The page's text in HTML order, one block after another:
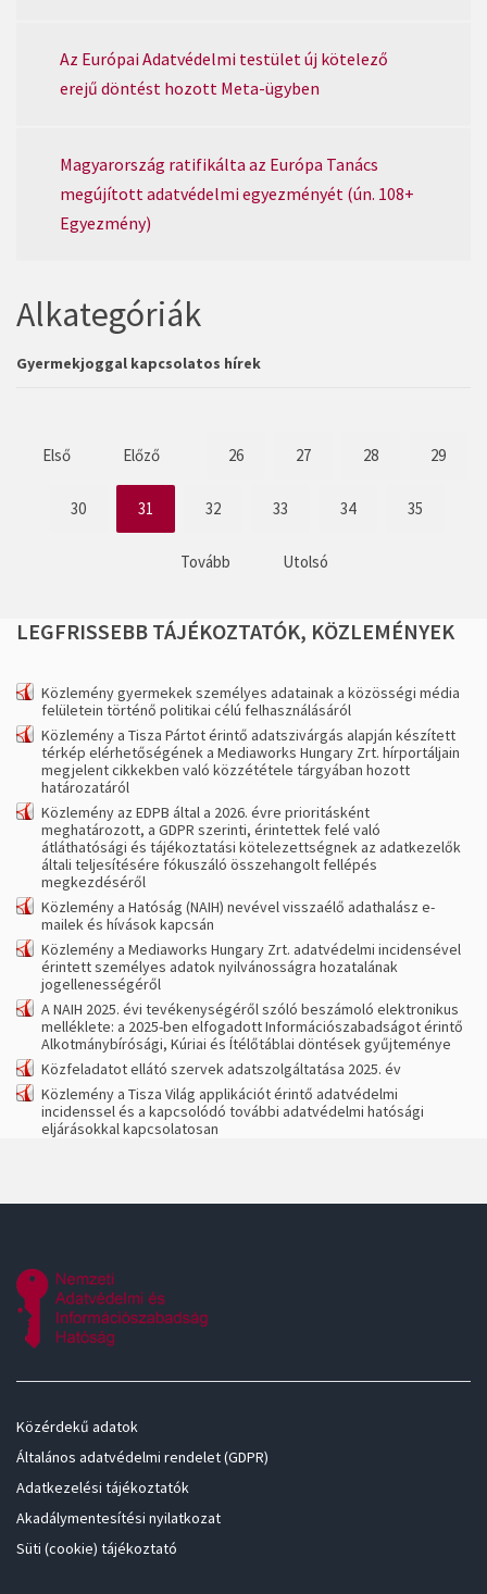
Az Európai Adatvédelmi testület új kötelező
erejű döntést hozott Meta-ügyben
Magyarország ratifikálta az Európa Tanács
megújított adatvédelmi egyezményét (ún. 108+
Egyezmény)
Alkategóriák
Gyermekjoggal kapcsolatos hírek
Első Előző 26 27 28 29
30 31 32 33 34 35
Tovább Utolsó
LEGFRISSEBB TÁJÉKOZTATÓK, KÖZLEMÉNYEK
Közlemény gyermekek személyes adatainak a közösségi média
felületein történő politikai célú felhasználásáról
Közlemény a Tisza Pártot érintő adatszivárgás alapján készített
térkép elérhetőségének a Mediaworks Hungary Zrt. hírportáljain
megjelent cikkekben való közzététele tárgyában hozott
határozatáról
Közlemény az EDPB által a 2026. évre prioritásként
meghatározott, a GDPR szerinti, érintettek felé való
átláthatósági és tájékoztatási kötelezettségnek az adatkezelők
általi teljesítésére fókuszáló összehangolt fellépés
megkezdéséről
Közlemény a Hatóság (NAIH) nevével visszaélő adathalász e-
mailek és hívások kapcsán
Közlemény a Mediaworks Hungary Zrt. adatvédelmi incidensével
érintett személyes adatok nyilvánosságra hozatalának
jogellenességéről
A NAIH 2025. évi tevékenységéről szóló beszámoló elektronikus
melléklete: a 2025-ben elfogadott Információszabadságot érintő
Alkotmánybírósági, Kúriai és Ítélőtáblai döntések gyűjteménye
Közfeladatot ellátó szervek adatszolgáltatása 2025. év
Közlemény a Tisza Világ applikációt érintő adatvédelmi
incidenssel és a kapcsolódó további adatvédelmi hatósági
eljárásokkal kapcsolatosan
Közérdekű adatok
Általános adatvédelmi rendelet (GDPR)
Adatkezelési tájékoztatók
Akadálymentesítési nyilatkozat
Süti (cookie) tájékoztató